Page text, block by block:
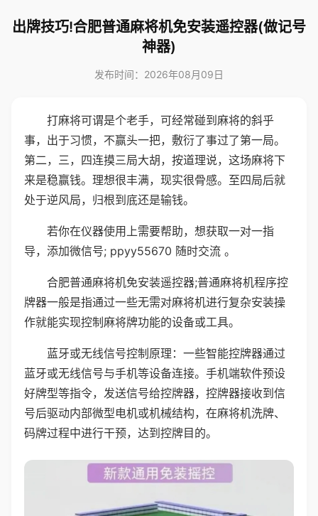
出牌技巧!合肥普通麻将机免安装遥控器(做记号
神器)
发布时间：2026年08月09日
打麻将可谓是个老手，可经常碰到麻将的斜乎
事，出于习惯，不赢头一把，敷衍了事过了第一局。
第二，三，四连摸三局大胡，按道理说，这场麻将下
来是稳赢钱。理想很丰满，现实很骨感。至四局后就
处于逆风局，归根到底还是输钱。
若你在仪器使用上需要帮助，想获取一对一指
导，添加微信号; ppyy55670 随时交流 。
合肥普通麻将机免安装遥控器;普通麻将机程序控
牌器一般是指通过一些无需对麻将机进行复杂安装操
作就能实现控制麻将牌功能的设备或工具。
蓝牙或无线信号控制原理：一些智能控牌器通过
蓝牙或无线信号与手机等设备连接。手机端软件预设
好牌型等指令，发送信号给控牌器，控牌器接收到信
号后驱动内部微型电机或机械结构，在麻将机洗牌、
码牌过程中进行干预，达到控牌目的。